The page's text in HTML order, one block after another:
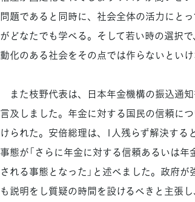
問題であると同時に、社会全体の活力にと
がどなたでも学べる。そして若い時の選択
動化のある社会をその点では作らないといけ
また枝野代表は、日本年金機構の振込通
言及しました。年金に対する国民の信頼に
けられた。安倍総理は、1人残らず解決する
事態が「さらに年金に対する信頼あるいは
される事態となった」と述べました。政府
も説明をし質疑の時間を設けるべきと主張